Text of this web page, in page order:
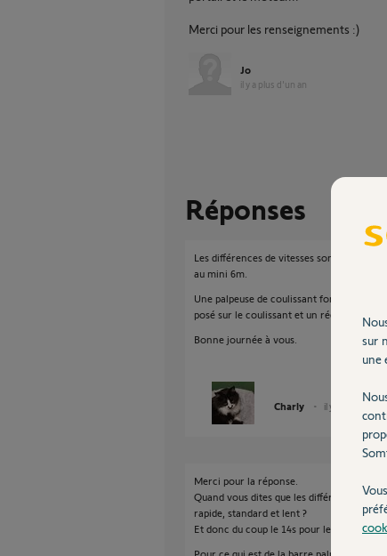
Merci pour les renseignements :)
Jo
il y a plus d'un an
Réponses
Les différences de vitesses sont très
au mini 6m.
Une palpeuse de coulissant fonctionne
posé sur le coulissant et un récepteur
Bonne journée à vous.
Charly il y a plus d'un an
Merci pour la réponse.
Quand vous dites que les différences
rapide, standard et lent ?
Et donc du coup le 14s pour le
Pour ce qui est de la barre palpeuse,
sur
une